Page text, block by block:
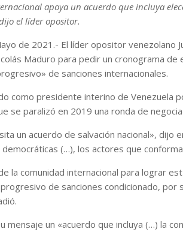
apoya un acuerdo que incluya
el líder opositor.
de 2021.- El líder opositor
Maduro para pedir un cronograma de
de sanciones internacionales.
como presidente interino de Venezuela
se paralizó en 2019 una ronda de
un acuerdo de salvación nacional»,
(…), los actores que
la comunidad internacional para lograr
de sanciones condicionado,
mensaje un «acuerdo que incluya (…) la